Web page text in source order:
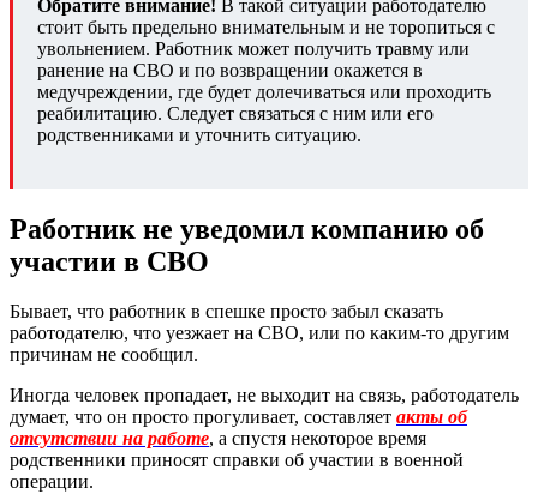
Обратите внимание! В такой ситуации работодателю
стоит быть предельно внимательным и не торопиться с
увольнением. Работник может получить травму или
ранение на СВО и по возвращении окажется в
медучреждении, где будет долечиваться или проходить
реабилитацию. Следует связаться с ним или его
родственниками и уточнить ситуацию.
Работник не уведомил компанию об
участии в СВО
Бывает, что работник в спешке просто забыл сказать
работодателю, что уезжает на СВО, или по каким-то другим
причинам не сообщил.
Иногда человек пропадает, не выходит на связь, работодатель
думает, что он просто прогуливает, составляет акты об
отсутствии на работе, а спустя некоторое время
родственники приносят справки об участии в военной
операции.